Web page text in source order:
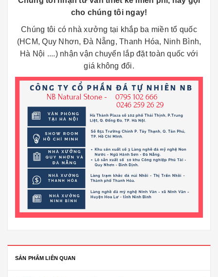
cho chúng tôi ngay!
Chúng tôi có nhà xưởng tại khắp ba miền tổ quốc
(HCM, Quy Nhơn, Đà Nẵng, Thanh Hóa, Ninh Bình,
Hà Nội ....) nhận vận chuyển lắp đặt toàn quốc với
giá không đổi.
SẢN PHẨM LIÊN QUAN